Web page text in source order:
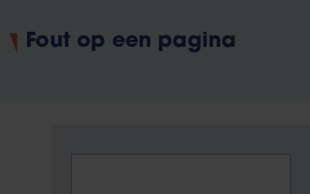
Fout op een pagina